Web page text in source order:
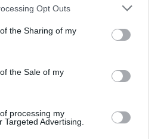
Opt Outs
the Sharing of my
the Sale of my
processing my
Targeted Advertising.
«The Splash» σε δημοπρασία του
Λονδίνο. Photo by Tristan Fewings/Getty
στα διαλείμματά του από τη
μια
η κάμερα τον οδήγησε,
στάδιο δημιουργίας του: τα